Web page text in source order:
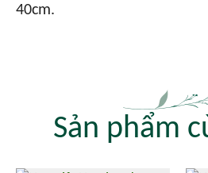
40cm.
Sản phẩm